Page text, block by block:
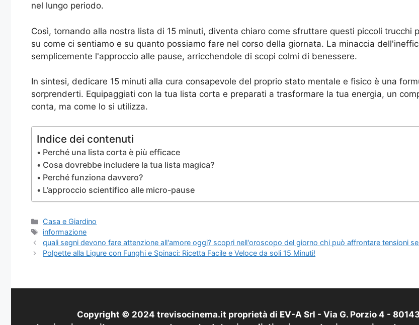
nel lungo periodo.
Così, tornando alla nostra lista di 15 minuti, diventa chiaro come sfruttare questi piccoli
su come ci sentiamo e su quanto possiamo fare nel corso della giornata. La minaccia
semplicemente l'approccio alle pause, arricchendole di scopi colmi di benessere.
In sintesi, dedicare 15 minuti alla cura consapevole del proprio stato mentale e fisico è una
sorprenderti. Equipaggiati con la tua lista corta e preparati a trasformare la tua energia, un
conta, ma come lo si utilizza.
Indice dei contenuti
Perché una lista corta è più efficace
Cosa dovrebbe includere la tua lista magica?
Perché funziona davvero?
L’approccio scientifico alle micro-pause
Categorie
Casa e Giardino
Tag
informazione
quali segni devono fare attenzione all'amore oggi? scopri nell'oroscopo del giorno chi può affrontare tensioni
Polpette alla Ligure con Funghi e Spinaci: Ricetta Facile e Veloce da soli 15 Minuti!
Copyright © 2024 trevisocinema.it proprietà di EV-A Srl - Via G. Porzio 4 -